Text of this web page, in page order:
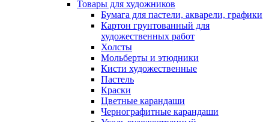
Товары для художников
Бумага для пастели, акварели, графики
Картон грунтованный для
художественных работ
Холсты
Мольберты и этюдники
Кисти художественные
Пастель
Краски
Цветные карандаши
Чернографитные карандаши